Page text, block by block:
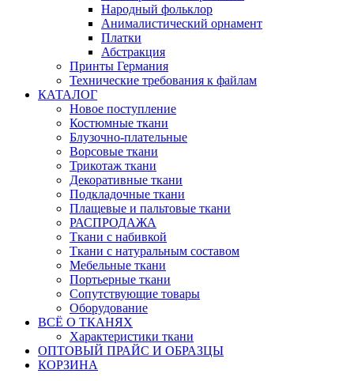
Народный фольклор
Анималистический орнамент
Платки
Абстракция
Принты Германия
Технические требования к файлам
КАТАЛОГ
Новое поступление
Костюмные ткани
Блузочно-плательные
Ворсовые ткани
Трикотаж ткани
Декоративные ткани
Подкладочные ткани
Плащевые и пальтовые ткани
РАСПРОДАЖА
Ткани с набивкой
Ткани с натуральным составом
Мебельные ткани
Портьерные ткани
Сопутствующие товары
Оборудование
ВСЁ О ТКАНЯХ
Характеристики ткани
ОПТОВЫЙ ПРАЙС И ОБРАЗЦЫ
КОРЗИНА